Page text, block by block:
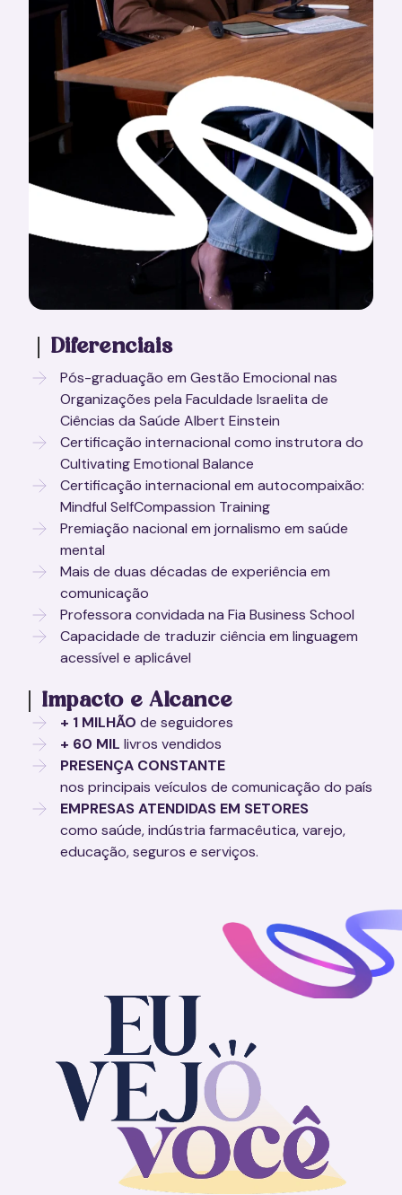
Diferenciais
Pós-graduação em Gestão Emocional nas
Organizações pela Faculdade Israelita de
Ciências da Saúde Albert Einstein
Certificação internacional como instrutora do
Cultivating Emotional Balance
Certificação internacional em autocompaixão:
Mindful SelfCompassion Training
Premiação nacional em jornalismo em saúde
mental
Mais de duas décadas de experiência em
comunicação
Professora convidada na Fia Business School
Capacidade de traduzir ciência em linguagem
acessível e aplicável
Impacto e Alcance
+ 1 MILHÃO de seguidores
+ 60 MIL livros vendidos
PRESENÇA CONSTANTE
nos principais veículos de comunicação do país
EMPRESAS ATENDIDAS EM SETORES
como saúde, indústria farmacêutica, varejo,
educação, seguros e serviços.